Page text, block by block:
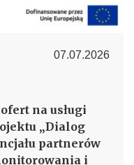
07.07.2026
na usługi
„Dialog
partnerów
i